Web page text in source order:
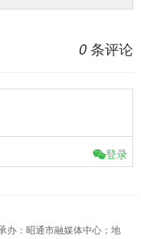
0 条评论
登录
办：昭通市融媒体中心；地